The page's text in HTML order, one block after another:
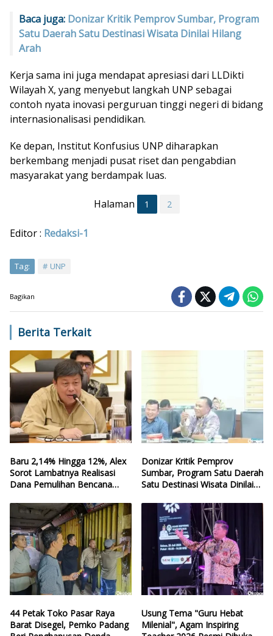
Baca juga: Donizar Kritik Pemprov Sumbar, Program
Satu Daerah Satu Destinasi Wisata Dinilai Hilang
Arah
Kerja sama ini juga mendapat apresiasi dari LLDikti
Wilayah X, yang menyebut langkah UNP sebagai
contoh nyata inovasi perguruan tinggi negeri di bidang
internasionalisasi pendidikan.
Ke depan, Institut Konfusius UNP diharapkan
berkembang menjadi pusat riset dan pengabdian
masyarakat yang berdampak luas.
Halaman 1 2
Editor : Redaksi-1
Tag: UNP
Bagikan
Berita Terkait
Baru 2,14% Hingga 12%, Alex
Sorot Lambatnya Realisasi
Dana Pemulihan Bencana
Donizar Kritik Pemprov
Sumbar, Program Satu Daerah
Satu Destinasi Wisata Dinilai
44 Petak Toko Pasar Raya
Barat Disegel, Pemko Padang
Usung Tema "Guru Hebat
Milenial", Agam Inspiring